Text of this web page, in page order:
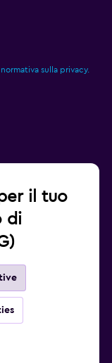
normativa sulla privacy.
il tuo
di